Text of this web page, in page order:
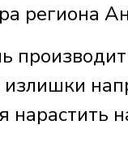
региона
излишки
нарастить